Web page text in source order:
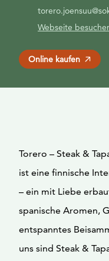
Webseite
Online kaufen
Torero – Steak &
ist eine finnische
– ein mit Liebe
spanische Aromen,
entspanntes
uns sind Steak &